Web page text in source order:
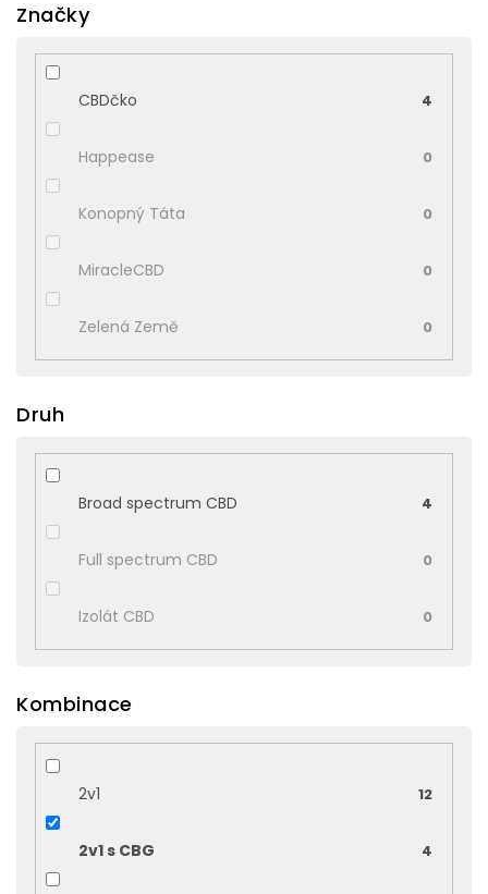
Značky
CBDčko 4
Happease 0
Konopný Táta 0
MiracleCBD 0
Zelená Země 0
Druh
Broad spectrum CBD 4
Full spectrum CBD 0
Izolát CBD 0
Kombinace
2v1 12
2v1 s CBG 4